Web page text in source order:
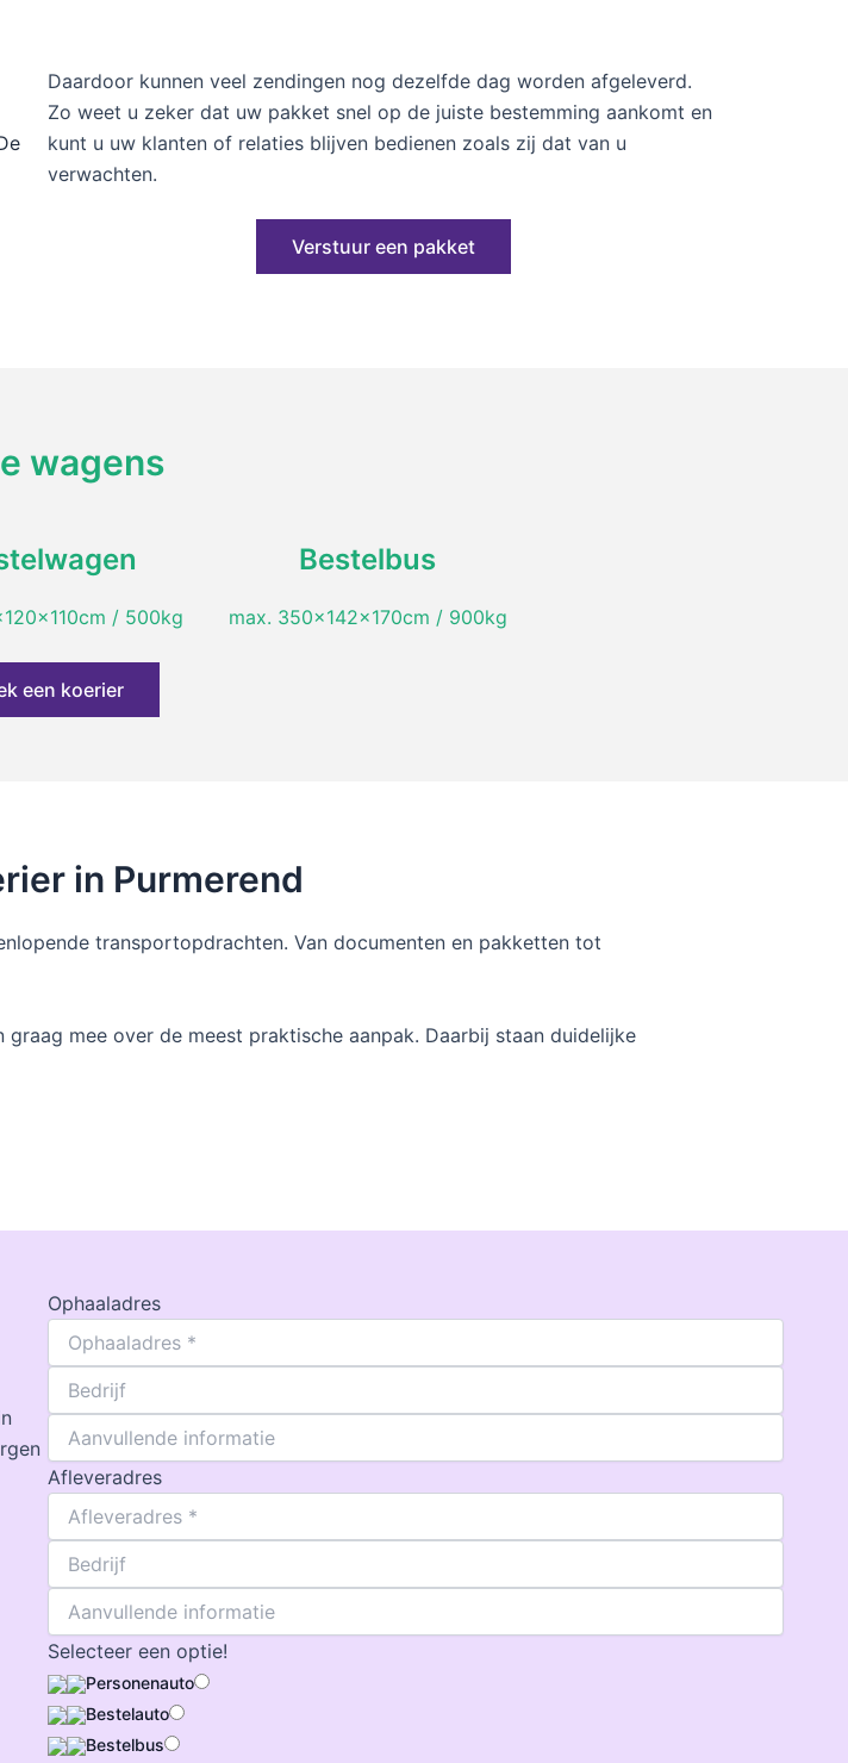
Daardoor kunnen veel zendingen nog dezelfde dag worden afgeleverd.
Zo weet u zeker dat uw pakket snel op de juiste bestemming aankomt en
kunt u uw klanten of relaties blijven bedienen zoals zij dat van u
verwachten.
Verstuur een pakket
wagens
/ 500kg
Bestelbus
max. 350x142x170cm / 900kg
een koerier
in Purmerend
transportopdrachten. Van documenten en pakketten tot
mee over de meest praktische aanpak. Daarbij staan duidelijke
Ophaaladres
Afleveradres
Selecteer een optie!
Personenauto
Bestelauto
Bestelbus